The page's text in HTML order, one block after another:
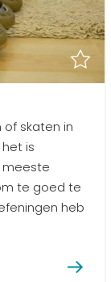
skaten in
is
meeste
te goed te
heb